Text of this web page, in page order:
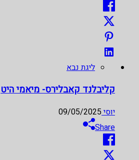
ליגת נבא
קליבלנד קאבלירס- מיאמי היט
יוסי 09/05/2025
Share